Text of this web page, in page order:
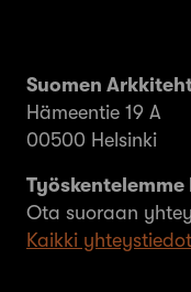
Suomen
Hämeentie 19 A
00500 Helsinki
Ota suoraan
Kaikki yhteystiedot